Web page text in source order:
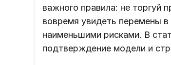
важного правила: не торгуй
вовремя увидеть перемены
наименьшими рисками. В
подтверждение модели и